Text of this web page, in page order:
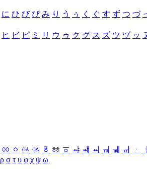
に ひ び ぴ み り う ぅ く ぐ す ず つ づ
ヒ ビ ピ ミ リ ウ ゥ ク グ ス ズ ツ ヅ ッ
ㆀ ㆁ ㆂ ㆃ ㆄ ㆅ ㆆ ㆇ ㆈ ㆉ ㆊ ㆋ ㆌ ㆍ
ㆎ
ρ σ τ υ φ χ ψ ω